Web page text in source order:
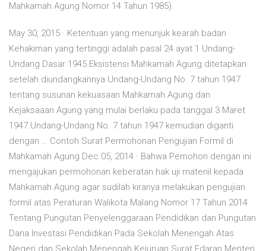
Mahkamah Agung Nomor 14 Tahun 1985).
May 30, 2015 · Ketentuan yang menunjuk kearah badan
Kehakiman yang tertinggi adalah pasal 24 ayat 1 Undang-
Undang Dasar 1945.Eksistensi Mahkamah Agung ditetapkan
setelah diundangkannya Undang-Undang No. 7 tahun 1947
tentang susunan kekuasaan Mahkamah Agung dan
Kejaksaaan Agung yang mulai berlaku pada tanggal 3 Maret
1947.Undang-Undang No. 7 tahun 1947 kemudian diganti
dengan … Contoh Surat Permohonan Pengujian Formil di
Mahkamah Agung Dec 05, 2014 · Bahwa Pemohon dengan ini
mengajukan permohonan keberatan hak uji materiil kepada
Mahkamah Agung agar sudilah kiranya melakukan pengujian
formil atas Peraturan Walikota Malang Nomor 17 Tahun 2014
Tentang Pungutan Penyelenggaraan Pendidikan dan Pungutan
Dana Investasi Pendidikan Pada Sekolah Menengah Atas